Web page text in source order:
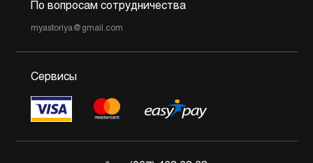
По вопросам сотрудничества
myastoriya@gmail.com
Сервисы